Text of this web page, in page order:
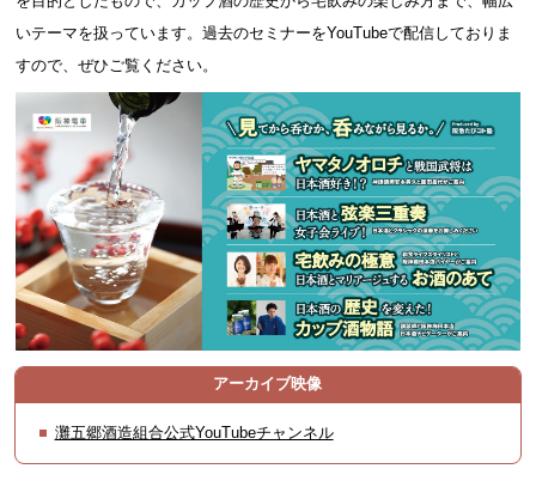
いテーマを扱っています。過去のセミナーをYouTubeで配信しておりま
すので、ぜひご覧ください。
アーカイブ映像
灘五郷酒造組合公式YouTubeチャンネル